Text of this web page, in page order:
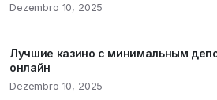
Dezembro 10, 2025
Лучшие казино с минимальным
онлайн
Dezembro 10, 2025